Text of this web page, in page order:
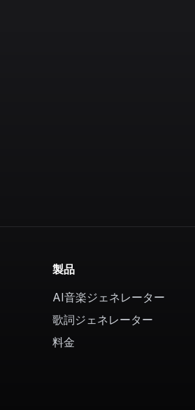
製品
AI音楽ジェネレーター
歌詞ジェネレーター
料金